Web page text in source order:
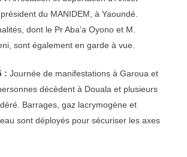
du MANIDEM, à Yaoundé.
dont le Pr Aba’a Oyono et M.
sont également en garde à vue.
: Journée de manifestations à Garoua et
décèdent à Douala et plusieurs
Barrages, gaz lacrymogène et
sont déployés pour sécuriser les axes